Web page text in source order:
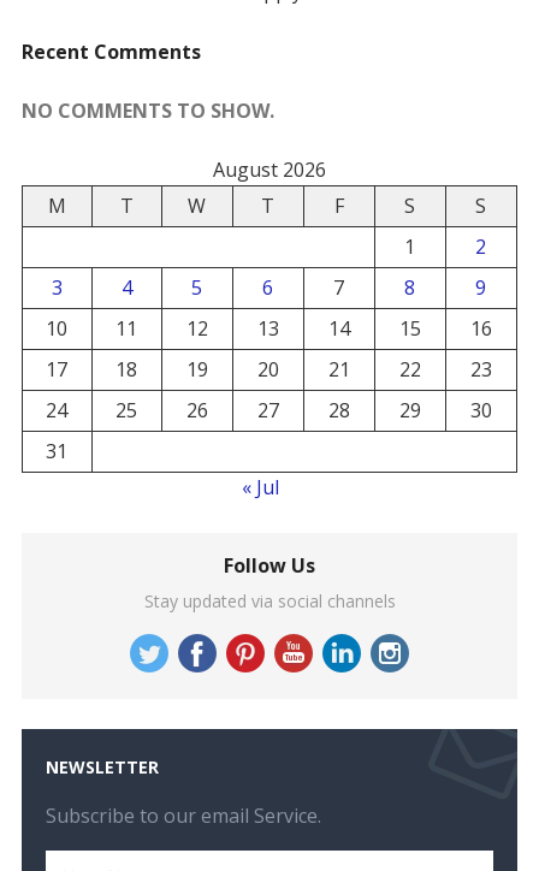
Recent Comments
NO COMMENTS TO SHOW.
August 2026
M
T W T F S
S
1
2
3
4 5 6 7 8
9
10
11 12 13 14 15
16
17
18 19 20 21 22
23
24
25 26 27 28 29
30
31
« Jul
Follow Us
Stay updated via social channels
NEWSLETTER
Subscribe to our email Service.